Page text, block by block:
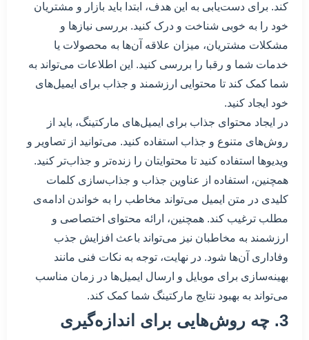
کند. برای دست‌یابی به این هدف، ابتدا باید بازار و مشتریان
خود را به خوبی شناخت و درک کنید. بررسی نیازها و
مشکلات مشتریان، میزان علاقه آن‌ها به محصولات یا
خدمات شما و رقبا را بررسی کنید. این اطلاعات می‌تواند به
شما کمک کند تا محتوایی ارزشمند و جذاب برای ایمیل‌های
خود ایجاد کنید.
در ایجاد محتوای جذاب برای ایمیل‌های مارکتینگ، باید از
روش‌های متنوع و جذاب استفاده کنید. می‌توانید از تصاویر و
ویدیوها استفاده کنید تا محتوایتان را زنده‌تر و جذاب‌تر کنید.
همچنین، استفاده از عناوین جذاب و جذاب‌سازی کلمات
کلیدی در متن ایمیل می‌تواند مخاطب را به خواندن ادامه‌ی
مطلب ترغیب کند. همچنین، ارائه محتوای اختصاصی و
ارزشمند به مخاطبان نیز می‌تواند باعث افزایش جذب
وفاداری آن‌ها شود. در نهایت، توجه به نکات فنی مانند
بهینه‌سازی برای موبایل و ارسال ایمیل‌ها در زمان مناسب
می‌تواند به بهبود نتایج مارکتینگ شما کمک کند.
3. چه روش‌هایی برای اندازه‌گیری